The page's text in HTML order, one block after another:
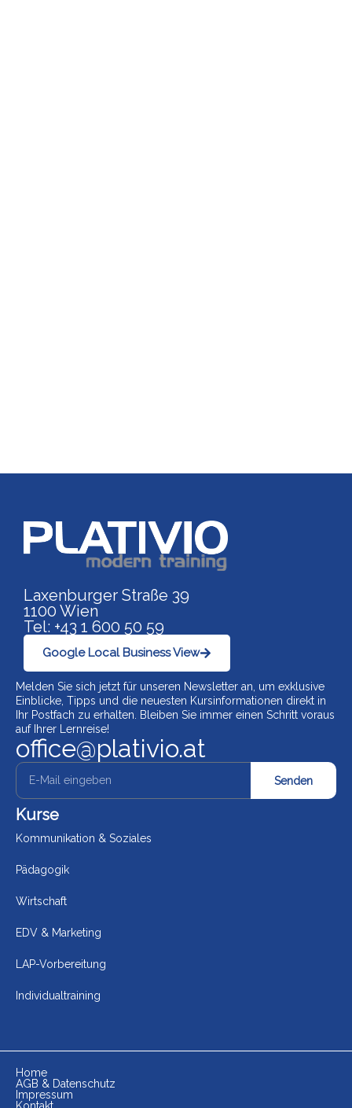
Link zu https://
Laxenburger Straße 39
1100 Wien
Tel: +43 1 600 50 59
Google Local Business View
Melden Sie sich jetzt für unseren Newsletter an, um exklusive
Einblicke, Tipps und die neuesten Kursinformationen direkt in
Ihr Postfach zu erhalten. Bleiben Sie immer einen Schritt voraus
auf Ihrer Lernreise!
office@plativio.at
Senden
Kurse
Kommunikation & Soziales
Pädagogik
Wirtschaft
EDV & Marketing
LAP-Vorbereitung
Individualtraining
Home
AGB & Datenschutz
Impressum